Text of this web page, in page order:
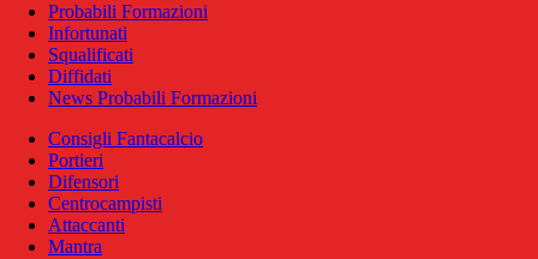
Probabili Formazioni
Infortunati
Squalificati
Diffidati
News Probabili Formazioni
Consigli Fantacalcio
Portieri
Difensori
Centrocampisti
Attaccanti
Mantra